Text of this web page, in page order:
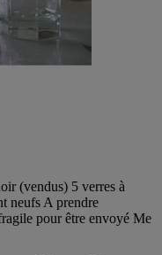
(vendus) 5 verres à
neufs A prendre
pour être envoyé Me